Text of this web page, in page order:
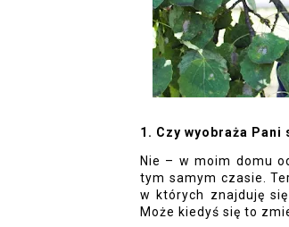
1. Czy wyobraża
Nie – w moim domu
tym samym czasie.
w których znajduję
Może kiedyś się to